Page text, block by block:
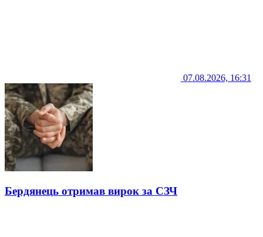
07.08.2026, 16:31
Бердянець отримав вирок за СЗЧ